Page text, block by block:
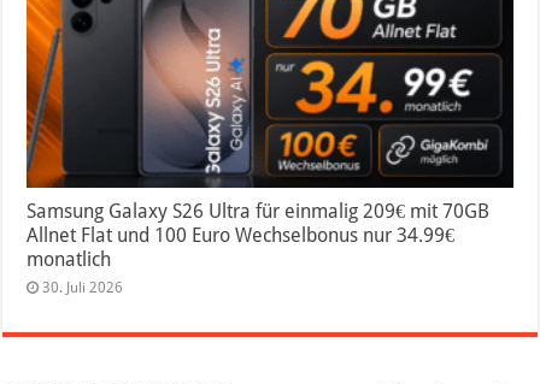
Samsung Galaxy S26 Ultra für einmalig 209€ mit 70GB
Allnet Flat und 100 Euro Wechselbonus nur 34.99€
monatlich
30. Juli 2026